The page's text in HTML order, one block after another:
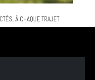
À CHAQUE TRAJET